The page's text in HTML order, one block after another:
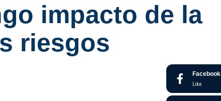
impacto de la
riesgos
Facebook
Like